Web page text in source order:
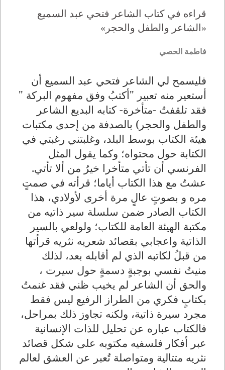
قراءه في كتاب الشاعر فتحي عبد السميع
«الشاعر والطفل والحجر»
فاطمة الحصي
فليسمح لي الشاعر فتحي عبد السميع أن
أستعير منه تعبير "أكتبُ وفق مفهوم البركة "
فقد تلقفتُ -متأخرة- كتابه البديع الشاعر
والطفل والحجر) بالصدفة من إحدى مكتبات
هيئة الكتاب بوسط البلد، وغلبتني رغبتي في
الكتابة حول محتواه؛ وكما يقول المثل
الفرنسي أن تأتي متأخرا خيرُ من ألا تأتي.
عشتُ مع هذا الكتاب أياما؛ قرأته في صمتٍ
مره و بصوتٍ عالٍ مرة أخرى لأولادي، هذا
الكتاب الصادر ضمن سلسلة سير ذاتيه من
مكتبة الهيئة العامة للكتاب؛ ولولعي بالسير
الذاتية واعجابي بقصائد شعريه نثريه قرأتها
من قبلُ لكاتبه الذي لم أقابله بعد، لذلك
منيتُ نفسي بوجبةٍ دسمةٍ حول سيرت ،
والحق أن الشاعر لم يخيب ظني فقد غنمتُ
بكتابٍ فكري من الطراز الرفيع ليس فقط
مجرد سيرة ذاتية، ولكنه تجاوز ذلك بمراحل،
فالكتاب عباره عن تحليل للذات الإنسانية
عبر أفكار فلسفيه مكتوبه على شكل قصائد
نثريه متتالية ومتواصلة تُعبر عن العشق لعالم